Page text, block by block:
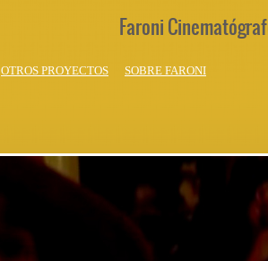
Faroni
OTROS PROYECTOS SOBRE FARONI